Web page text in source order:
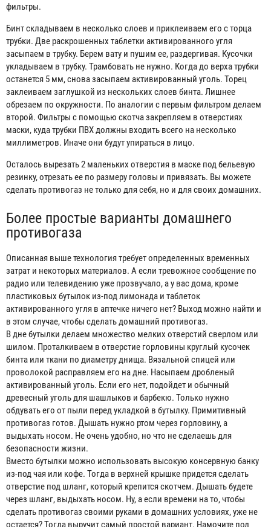
фильтры.
Бинт складываем в несколько слоев и приклеиваем его с торца
трубки. Две раскрошенных таблетки активированного угля
засыпаем в трубку. Берем вату и пушим ее, раздергивая. Кусочки
укладываем в трубку. Трамбовать не нужно. Когда до верха трубки
останется 5 мм, снова засыпаем активированный уголь. Торец
заклеиваем заглушкой из нескольких слоев бинта. Лишнее
обрезаем по окружности. По аналогии с первым фильтром делаем
второй. Фильтры с помощью скотча закрепляем в отверстиях
маски, куда трубки ПВХ должны входить всего на несколько
миллиметров. Иначе они будут упираться в лицо.
Осталось вырезать 2 маленьких отверстия в маске под бельевую
резинку, отрезать ее по размеру головы и привязать. Вы можете
сделать противогаз не только для себя, но и для своих домашних.
Более простые варианты домашнего
противогаза
Описанная выше технология требует определенных временных
затрат и некоторых материалов. А если тревожное сообщение по
радио или телевидению уже прозвучало, а у вас дома, кроме
пластиковых бутылок из-под лимонада и таблеток
активированного угля в аптечке ничего нет? Выход можно найти и
в этом случае, чтобы сделать домашний противогаз.
В дне бутылки делаем множество мелких отверстий сверлом или
шилом. Проталкиваем в отверстие горловины круглый кусочек
бинта или ткани по диаметру днища. Вязальной спицей или
проволокой расправляем его на дне. Насыпаем дробленый
активированный уголь. Если его нет, подойдет и обычный
древесный уголь для шашлыков и барбекю. Только нужно
обдувать его от пыли перед укладкой в бутылку. Примитивный
противогаз готов. Дышать нужно ртом через горловину, а
выдыхать носом. Не очень удобно, но что не сделаешь для
безопасности жизни.
Вместо бутылки можно использовать высокую консервную банку
из-под чая или кофе. Тогда в верхней крышке придется сделать
отверстие под шланг, который крепится скотчем. Дышать будете
через шланг, выдыхать носом. Ну, а если времени на то, чтобы
сделать противогаз своими руками в домашних условиях, уже не
остается? Тогда выручит самый простой вариант. Намочите под